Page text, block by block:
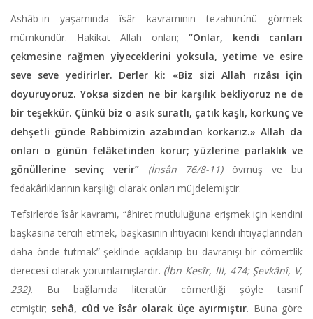
Ashâb-ın yaşamında îsâr kavramının tezahürünü görmek
mümkündür. Hakikat Allah onları; “Onlar, kendi canları
çekmesine rağmen yiyeceklerini yoksula, yetime ve esire
seve seve yedirirler. Derler ki: «Biz sizi Allah rızâsı için
doyuruyoruz. Yoksa sizden ne bir karşılık bekliyoruz ne de
bir teşekkür. Çünkü biz o asık suratlı, çatık kaşlı, korkunç ve
dehşetli günde Rabbimizin azabından korkarız.» Allah da
onları o günün felâketinden korur; yüzlerine parlaklık ve
gönüllerine sevinç verir”
(İnsân 76/8-11)övmüş ve bu
fedakârlıklarının karşılığı olarak onları müjdelemiştir.
Tefsirlerde îsâr kavramı, “âhiret mutluluğuna erişmek için kendini
başkasına tercih etmek, başkasının ihtiyacını kendi ihtiyaçlarından
daha önde tutmak” şeklinde açıklanıp bu davranışı bir cömertlik
derecesi olarak yorumlamışlardır. (İbn Kesîr, III, 474; Şevkânî, V,
232). Bu bağlamda literatür cömertliği şöyle tasnif
etmiştir; sehâ, cûd ve îsâr olarak üçe ayırmıştır. Buna göre